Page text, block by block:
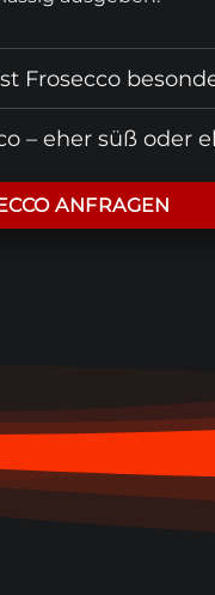
Frosecco
– eher süß oder
ANFRAGEN